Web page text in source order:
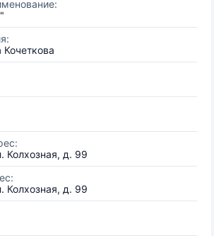
Колхозная, д. 99
Колхозная, д. 99